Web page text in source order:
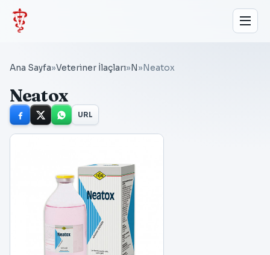
Ana Sayfa»Veteriner İlaçları» N » Neatox
Neatox
URL